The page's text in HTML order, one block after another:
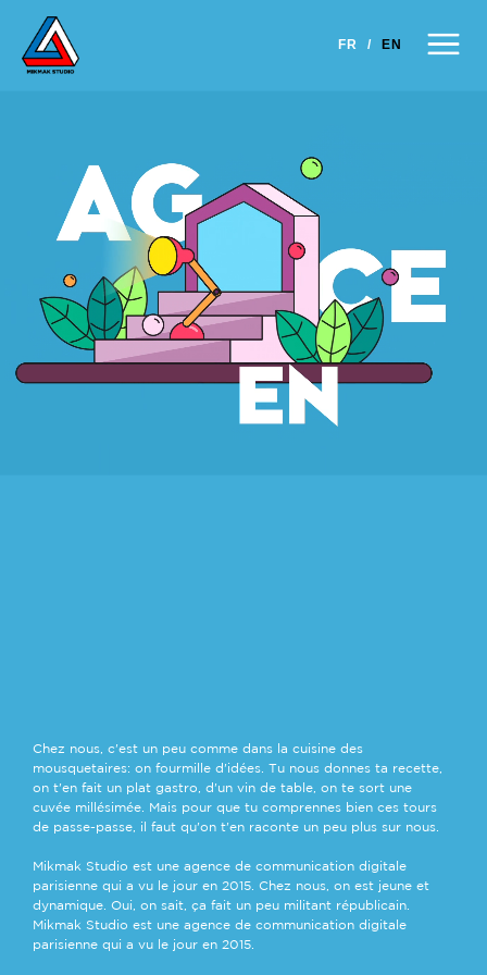
FR / EN
Chez nous, c'est un peu comme dans la cuisine des
mousquetaires: on fourmille d'idées. Tu nous donnes ta recette,
on t'en fait un plat gastro, d'un vin de table, on te sort une
cuvée millésimée. Mais pour que tu comprennes bien ces tours
de passe-passe, il faut qu'on t'en raconte un peu plus sur nous.
Mikmak Studio est une agence de communication digitale
parisienne qui a vu le jour en 2015. Chez nous, on est jeune et
dynamique. Oui, on sait, ça fait un peu militant républicain.
Mikmak Studio est une agence de communication digitale
parisienne qui a vu le jour en 2015.
×
POLITIQUE DE
CONFIDENTIALITE
& MENTIONS
LEGALES